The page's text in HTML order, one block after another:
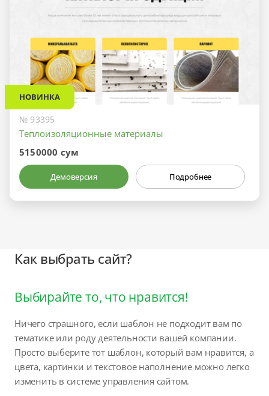
НОВИНКА
№ 93395
Теплоизоляционные материалы
5150000 сум
Демоверсия Подробнее
Как выбрать сайт?
Выбирайте то, что нравится!
Ничего страшного, если шаблон не подходит вам по
тематике или роду деятельности вашей компании.
Просто выберите тот шаблон, который вам нравится, а
цвета, картинки и текстовое наполнение можно легко
изменить в системе управления сайтом.